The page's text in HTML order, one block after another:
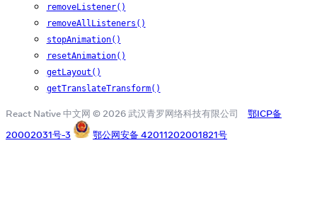
removeListener()
removeAllListeners()
stopAnimation()
resetAnimation()
getLayout()
getTranslateTransform()
React Native 中文网 © 2026 武汉青罗网络科技有限公司
鄂ICP备
20002031号-3
鄂公网安备 42011202001821号